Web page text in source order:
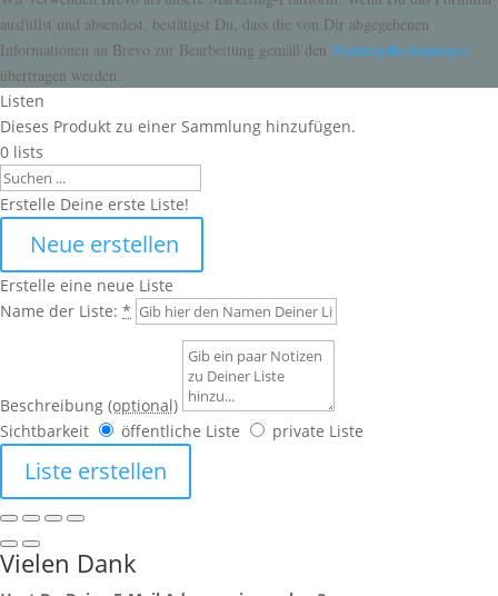
ausfüllst und absendest, bestätigst Du, dass die von Dir abgegebenen
Informationen an Brevo zur Bearbeitung gemäß den Nutzungsbedingungen
übertragen werden.
Listen
Dieses Produkt zu einer Sammlung hinzufügen.
0 lists
Search
Erstelle Deine erste Liste!
Neue erstellen
Erstelle eine neue Liste
Name der Liste: *
Beschreibung (optional)
Sichtbarkeit
öffentliche Liste private Liste
Liste erstellen
Vielen Dank